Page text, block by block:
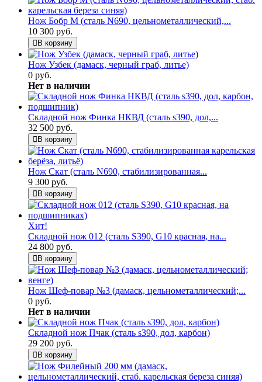
Нож Бобр М (сталь N690, цельнометаллический,...
10 300 руб.
В корзину
Нож Узбек (дамаск, черный граб, литье)
0 руб.
Нет в наличии
Складной нож Финка НКВД (сталь s390, дол,...
32 500 руб.
В корзину
Нож Скат (сталь N690, стабилизированная...
9 300 руб.
В корзину
Хит!
Складной нож 012 (сталь S390, G10 красная, на...
24 800 руб.
В корзину
Нож Шеф-повар №3 (дамаск, цельнометаллический;...
0 руб.
Нет в наличии
Складной нож Пчак (сталь s390, дол, карбон)
29 200 руб.
В корзину